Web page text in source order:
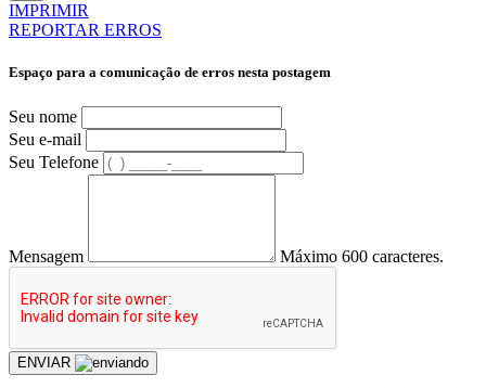
IMPRIMIR
REPORTAR ERROS
Espaço para a comunicação de erros nesta postagem
Seu nome
Seu e-mail
Seu Telefone
Mensagem Máximo 600 caracteres.
ENVIAR